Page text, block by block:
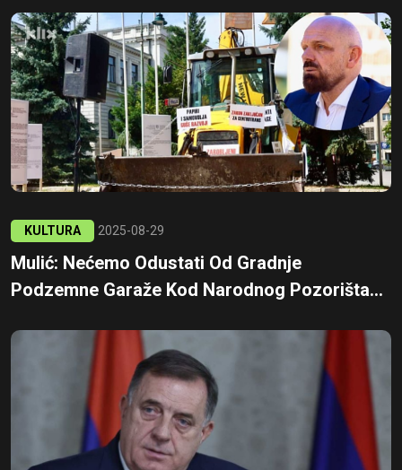
KULTURA 2025-08-29
Mulić: Nećemo Odustati Od Gradnje
Podzemne Garaže Kod Narodnog Pozorišta...